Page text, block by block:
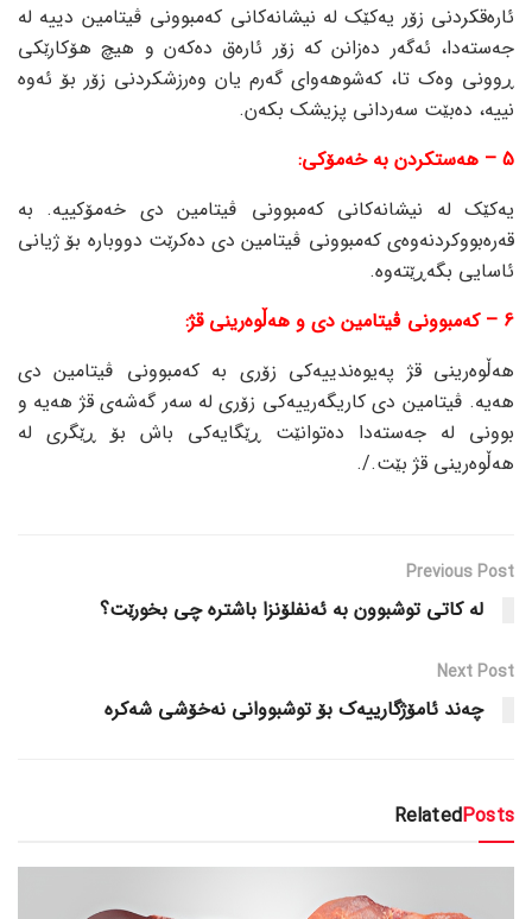
ئارەقکردنی زۆر یەکێک لە نیشانەکانی کەمبوونی ڤیتامین دییە لە
جەستەدا، ئەگەر دەزانن کە زۆر ئارەق دەکەن و هیچ هۆکارێکی
ڕوونی وەک تا، کەشوهەوای گەرم یان وەرزشکردنی زۆر بۆ ئەوە
نییە، دەبێت سەردانی پزیشک بکەن.
5 – هەستکردن بە خەمۆکی:
یەکێک لە نیشانەکانی کەمبوونی ڤیتامین دی خەمۆکییە. بە
قەرەبووکردنەوەی کەمبوونی ڤیتامین دی دەکرێت دووبارە بۆ ژیانی
ئاسایی بگەڕێتەوە.
6 – کەمبوونی ڤیتامین دی و هەڵوەرینی قژ:
هەڵوەرینی قژ پەیوەندییەکی زۆری بە کەمبوونی ڤیتامین دی
هەیە. ڤیتامین دی کاریگەرییەکی زۆری لە سەر گەشەی قژ هەیە و
بوونی لە جەستەدا دەتوانێت ڕێگایەکی باش بۆ ڕێگری لە
هەڵوەرینی قژ بێت./.
Previous Post
لە کاتی توشبوون بە ئەنفلۆنزا باشترە چی بخورێت؟
Next Post
چەند ئامۆژگارییەک بۆ توشبووانی نەخۆشی شەکرە
RelatedPosts